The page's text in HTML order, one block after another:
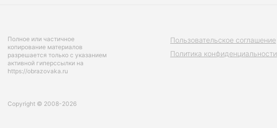
Полное или частичное
копирование материалов
разрешается только с указанием
активной гиперссылки на
https://obrazovaka.ru
Пользовательское соглашение
Политика конфиденциальности
Copyright © 2008-2026